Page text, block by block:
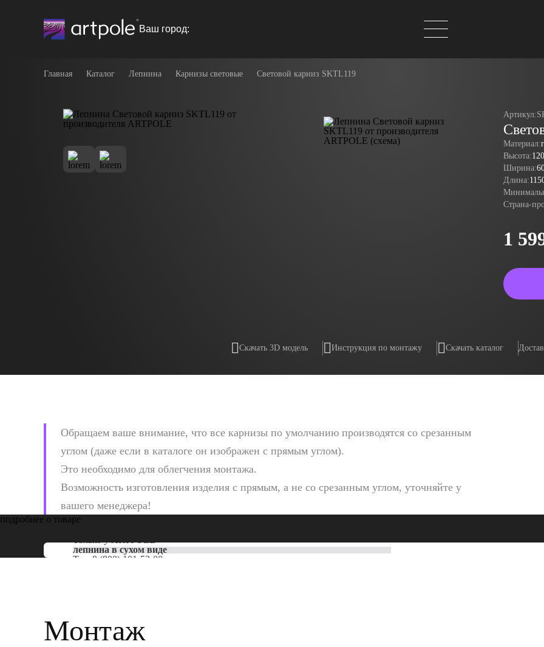
Ваш город:
Главная Каталог Лепнина Карнизы световые Световой карниз SKTL119
Артикул:
Материал:
Высота:
Ширина:
Длина:
Страна-
1
Скачать 3D модель Инструкция по монтажу Скачать каталог
Обращаем ваше внимание, что все карнизы по умолчанию производятся со срезанным
углом (даже если в каталоге он изображен с прямым углом).
Это необходимо для облегчения монтажа.
Возможность изготовления изделия с прямым, а не со срезанным углом, уточняйте у
вашего менеджера!
подробнее о товаре
Только уARTPOLE
лепнина в сухом виде
Тел: 8 (800) 101-53-00
Монтаж